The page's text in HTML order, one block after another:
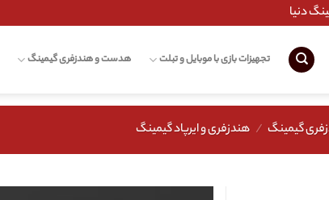
دنیا
تجهیزات بازی با موبایل و تبلت هدست و هندزفری گیمینگ
گیمینگ / هندزفری و ایرپاد گیمینگ